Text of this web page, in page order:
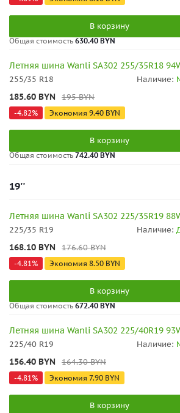
В корзину
Общая стоимость630.40 BYN
Летняя шина Wanli SA302 255/35R18
255/35 R18 Наличие:
185.60 BYN 195BYN
-4.82% Экономия 9.40 BYN
В корзину
Общая стоимость742.40 BYN
19''
Летняя шина Wanli SA302 225/35R19
225/35 R19 Наличие:
168.10 BYN 176.60BYN
-4.81 % Экономия 8.50 BYN
В корзину
Общая стоимость 672.40 BYN
Летняя шина Wanli SA302 225/40R19
225/40 R19 Наличие:
156.40 BYN 164.30BYN
-4.81 % Экономия 7.90 BYN
В корзину